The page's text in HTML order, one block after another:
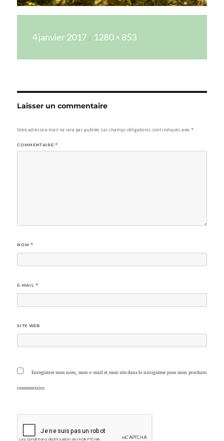
le
4 janvier 2017
réelle
1280 × 853
Laisser un commentaire
Votre adresse e-mail ne sera pas publiée. Les champs obligatoires sont indiqués avec*
COMMENTAIRE *
NOM *
E-MAIL *
SITE WEB
Enregistrer mon nom, mon e-mail et mon site dans le navigateur pour mon prochain
commentaire.